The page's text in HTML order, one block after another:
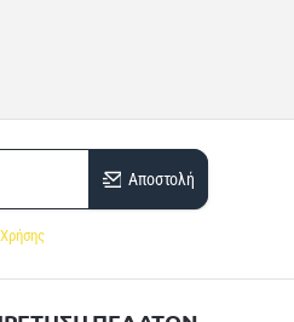
Αποστολή